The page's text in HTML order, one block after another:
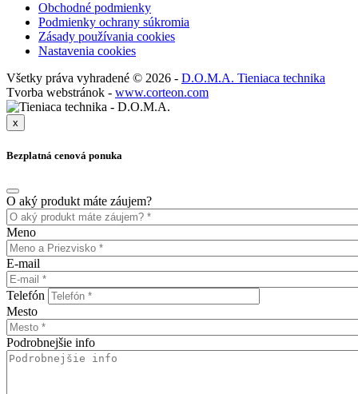
Obchodné podmienky
Podmienky ochrany súkromia
Zásady používania cookies
Nastavenia cookies
Všetky práva vyhradené © 2026 - D.O.M.A. Tieniaca technika
Tvorba webstránok - www.corteon.com
x
Bezplatná cenová ponuka
O aký produkt máte záujem?
Meno
E-mail
Telefón
Mesto
Podrobnejšie info